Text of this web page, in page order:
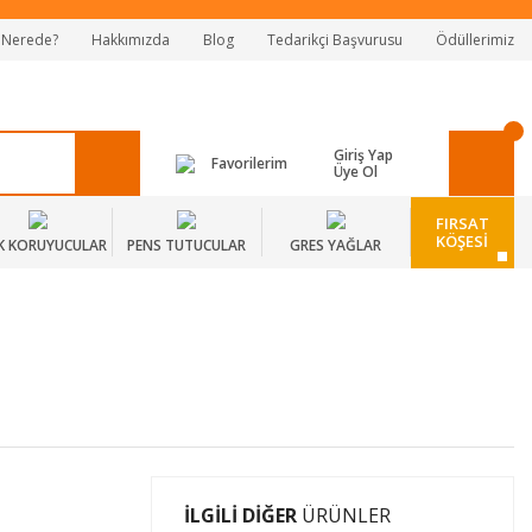
Hakkımızda Blog Tedarikçi Başvurusu Ödüllerimiz
Favorilerim
Giriş Yap
Üye Ol
KORUYUCULAR PENS TUTUCULAR GRES YAĞLAR
FIRSAT
KÖŞESİ
İLGİLİ DİĞER ÜRÜNLER